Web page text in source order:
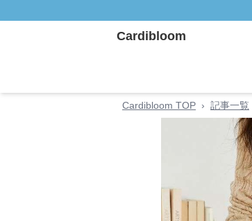
Cardibloom
Cardibloom TOP › 記事一覧